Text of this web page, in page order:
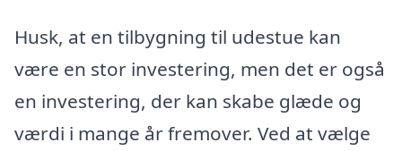
Husk, at en tilbygning til udestue kan
være en stor investering, men det er også
en investering, der kan skabe glæde og
værdi i mange år fremover. Ved at vælge